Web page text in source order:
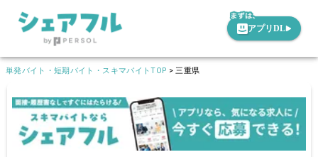
アプリDL
単発バイト・短期バイト・スキマバイトTOP >三重県